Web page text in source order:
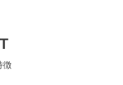
徴